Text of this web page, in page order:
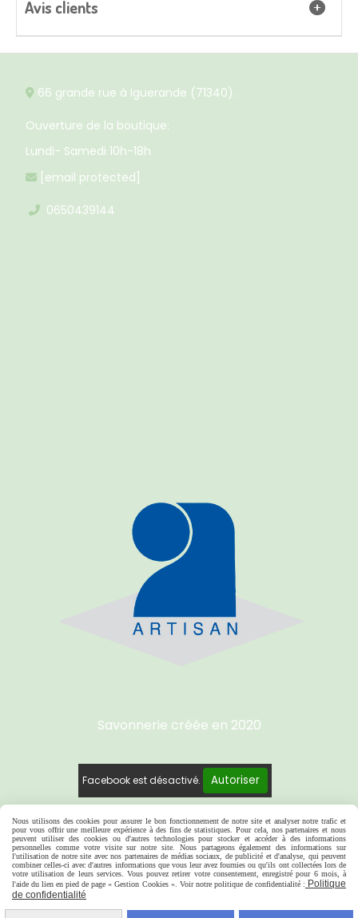
Avis clients
 66 grande rue à Iguerande (71340).
Ouverture de la boutique:
Lundi- Samedi 10h-18h
 [email protected]
 0650439144
Savonnerie créée en 2020
Facebook est désactivé. Autoriser
Mentions Légales
Conditions générales de vente
Se rétracter
Politique de confidentialité
Gestion cookies
Mon Compte
Nous utilisons des cookies pour assurer le bon fonctionnement de notre site et analyser notre trafic et
pour vous offrir une meilleure expérience à des fins de statistiques. Pour cela, nos partenaires et nous
peuvent utiliser des cookies ou d'autres technologies pour stocker et accéder à des informations
personnelles comme votre visite sur notre site. Nous partageons également des informations sur
l'utilisation de notre site avec nos partenaires de médias sociaux, de publicité et d'analyse, qui peuvent
combiner celles-ci avec d'autres informations que vous leur avez fournies ou qu'ils ont collectées lors de
votre utilisation de leurs services. Vous pouvez retirer votre consentement, enregistré pour 6 mois, à
l'aide du lien en pied de page « Gestion Cookies ». Voir notre politique de confidentialité : Politique
de confidentialité